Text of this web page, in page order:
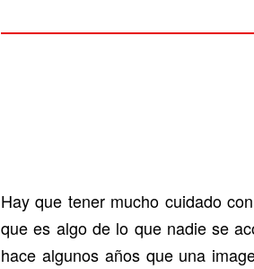
Hay que tener mucho cuidado
que es algo de lo que nadie se
hace algunos años que una